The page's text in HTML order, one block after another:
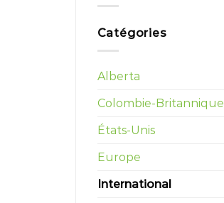
Catégories
Alberta
Colombie-Britannique
États-Unis
Europe
International